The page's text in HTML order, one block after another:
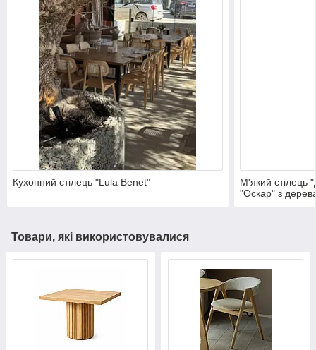
Кухонний стілець "Lula Benet"
М'який стілець
"Оскар" з
Товари, які використовувалися